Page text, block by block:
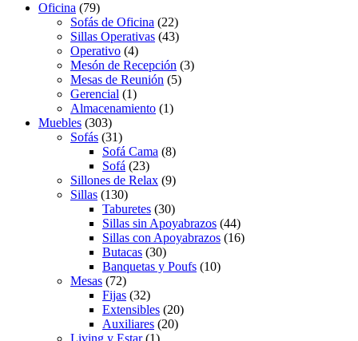
Oficina (79)
Sofás de Oficina (22)
Sillas Operativas (43)
Operativo (4)
Mesón de Recepción (3)
Mesas de Reunión (5)
Gerencial (1)
Almacenamiento (1)
Muebles (303)
Sofás (31)
Sofá Cama (8)
Sofá (23)
Sillones de Relax (9)
Sillas (130)
Taburetes (30)
Sillas sin Apoyabrazos (44)
Sillas con Apoyabrazos (16)
Butacas (30)
Banquetas y Poufs (10)
Mesas (72)
Fijas (32)
Extensibles (20)
Auxiliares (20)
Living y Estar(1)